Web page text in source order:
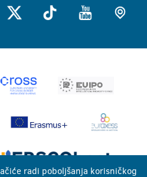
radi poboljšanja korisničkog